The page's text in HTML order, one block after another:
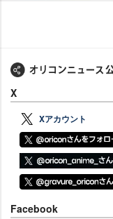
X
Xアカウント
Facebook